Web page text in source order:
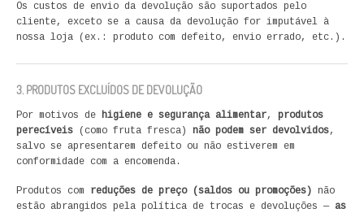
Os custos de envio da devolução são suportados pelo
cliente, exceto se a causa da devolução for imputável à
nossa loja (ex.: produto com defeito, envio errado, etc.).
3. PRODUTOS EXCLUÍDOS DE DEVOLUÇÃO
Por motivos de higiene e segurança alimentar, produtos
perecíveis (como fruta fresca) não podem ser devolvidos,
salvo se apresentarem defeito ou não estiverem em
conformidade com a encomenda.
Produtos com reduções de preço (saldos ou promoções) não
estão abrangidos pela política de trocas e devoluções — as